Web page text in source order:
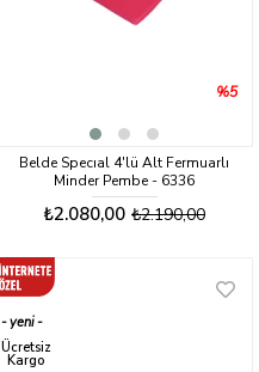
Belde Specıal 4'lü Alt Fermuarlı
Minder Pembe - 6336
₺2.080,00 ₺2.190,00
%5
yeni
ürün
Ücretsiz
Kargo